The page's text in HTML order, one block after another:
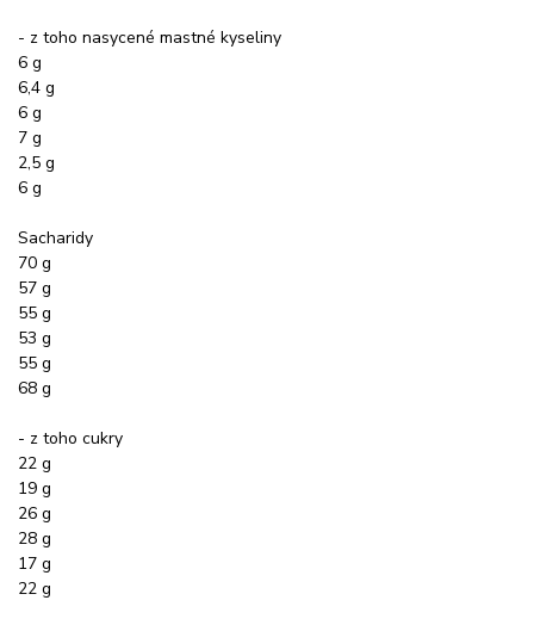
- z toho nasycené mastné kyseliny
6 g
6,4 g
6 g
7 g
2,5 g
6 g
Sacharidy
70 g
57 g
55 g
53 g
55 g
68 g
- z toho cukry
22 g
19 g
26 g
28 g
17 g
22 g